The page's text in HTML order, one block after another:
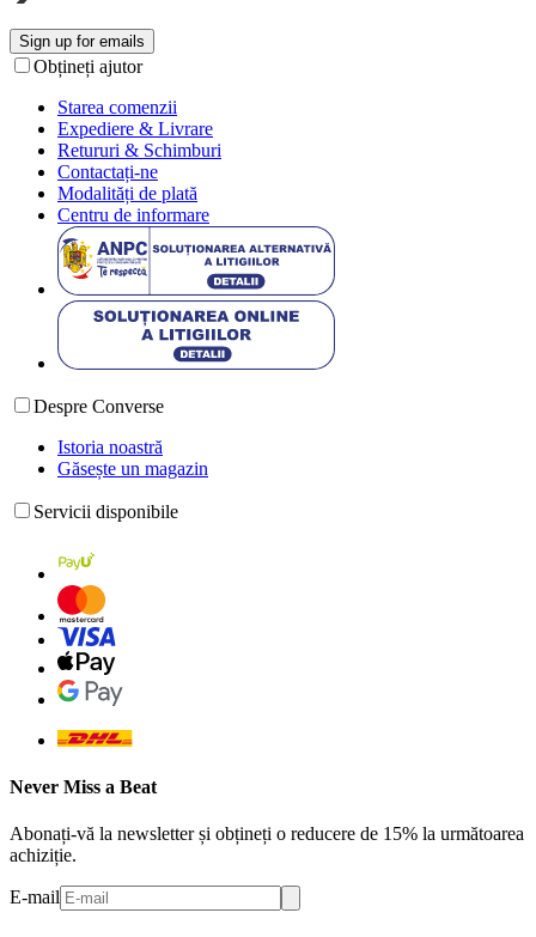
Sign up for emails
Obțineți ajutor
Starea comenzii
Expediere & Livrare
Retururi & Schimburi
Contactați-ne
Modalități de plată
Centru de informare
Despre Converse
Istoria noastră
Găsește un magazin
Servicii disponibile
Never Miss a Beat
Abonați-vă la newsletter și obțineți o reducere de 15% la următoarea
achiziție.
E-mail